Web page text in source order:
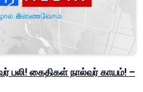
பலி! கைதிகள் நால்வர் காயம்! –